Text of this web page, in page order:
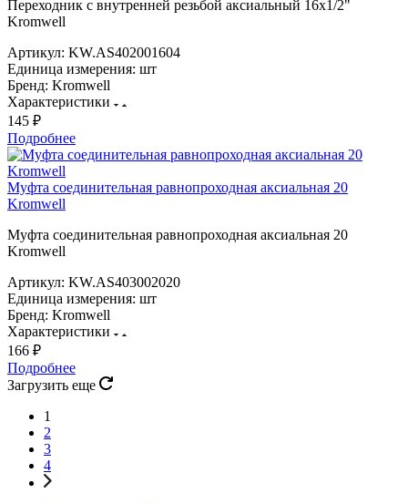
Переходник с внутренней резьбой аксиальный 16х1/2"
Kromwell
Артикул: KW.AS402001604
Единица измерения: шт
Бренд: Kromwell
Характеристики
145 ₽
Подробнее
Муфта соединительная равнопроходная аксиальная 20
Kromwell
Муфта соединительная равнопроходная аксиальная 20
Kromwell
Артикул: KW.AS403002020
Единица измерения: шт
Бренд: Kromwell
Характеристики
166 ₽
Подробнее
Загрузить еще
1
2
3
4